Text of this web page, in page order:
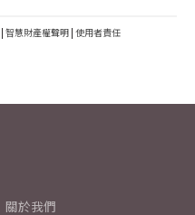
| 智慧財產權聲明 | 使用者責任
關於我們